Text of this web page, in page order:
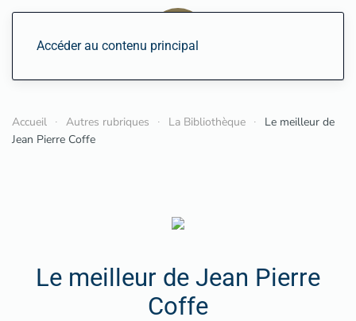
Accéder au contenu principal
Accueil Autres rubriques La Bibliothèque
Le meilleur de
Jean Pierre Coffe
Le meilleur de Jean Pierre
Coffe